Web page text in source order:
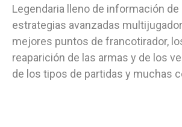
Legendaria lleno de información de
estrategias avanzadas
mejores puntos de francotirador,
reaparición de las armas y de los
de los tipos de partidas y muchas